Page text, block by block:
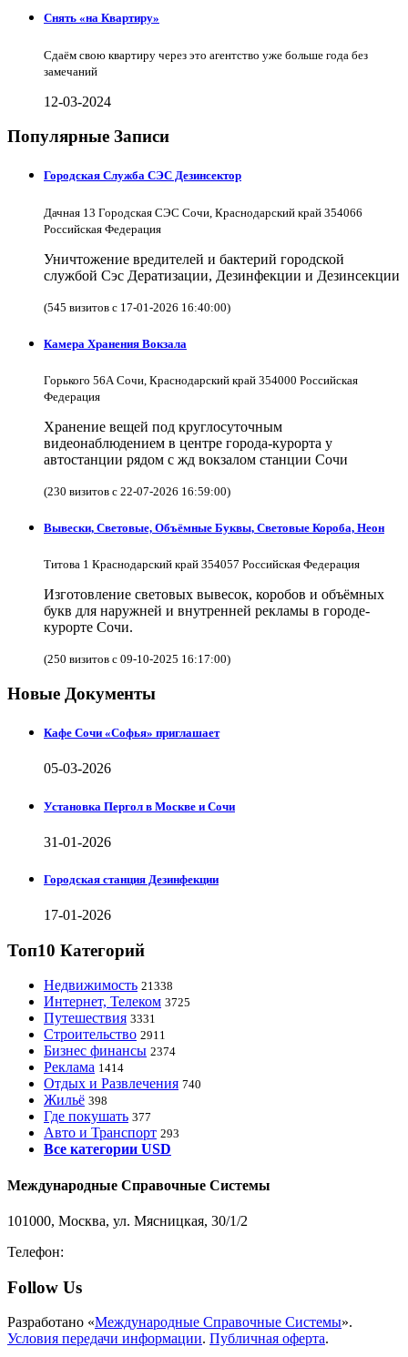
Снять «на Квартиру»
Сдаём свою квартиру через это агентство уже больше года без
замечаний
12-03-2024
Популярные Записи
Городская Служба СЭС Дезинсектор
Дачная 13 Городская СЭС Сочи, Краснодарский край 354066
Российская Федерация
Уничтожение вредителей и бактерий городской
службой Сэс Дератизации, Дезинфекции и Дезинсекции
(545 визитов с 17-01-2026 16:40:00)
Камера Хранения Вокзала
Горького 56А Сочи, Краснодарский край 354000 Российская
Федерация
Хранение вещей под круглосуточным
видеонаблюдением в центре города-курорта у
автостанции рядом с жд вокзалом станции Сочи
(230 визитов с 22-07-2026 16:59:00)
Вывески, Световые, Объёмные Буквы, Световые Короба, Неон
Титова 1 Краснодарский край 354057 Российская Федерация
Изготовление световых вывесок, коробов и объёмных
букв для наружней и внутренней рекламы в городе-
курорте Сочи.
(250 визитов с 09-10-2025 16:17:00)
Новые Документы
Кафе Сочи «Софья» приглашает
05-03-2026
Установка Пергол в Москве и Сочи
31-01-2026
Городская станция Дезинфекции
17-01-2026
Топ10 Категорий
Недвижимость 21338
Интернет, Телеком 3725
Путешествия 3331
Строительство 2911
Бизнес финансы 2374
Реклама 1414
Отдых и Развлечения 740
Жильё 398
Где покушать 377
Авто и Транспорт 293
Все категории USD
Международные Справочные Системы
101000, Москва, ул. Мясницкая, 30/1/2
Телефон:
Follow Us
Разработано «Международные Справочные Системы».
Условия передачи информации. Публичная оферта.